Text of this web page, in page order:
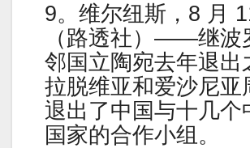
9。维尔纽斯，8 月
（路透社）——继波
邻国立陶宛去年退出
拉脱维亚和爱沙尼亚
退出了中国与十几个
国家的合作小组。